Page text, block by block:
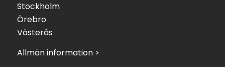
Stockholm
Örebro
Västerås
Allmän information >